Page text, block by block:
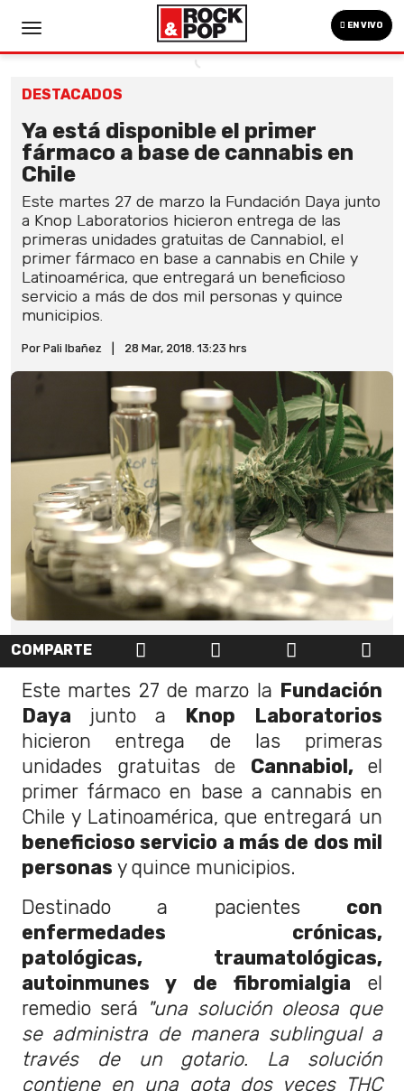
EN VIVO
DESTACADOS
Ya está disponible el primer
fármaco a base de cannabis en
Chile
Este martes 27 de marzo la Fundación Daya junto
a Knop Laboratorios hicieron entrega de las
primeras unidades gratuitas de Cannabiol, el
primer fármaco en base a cannabis en Chile y
Latinoamérica, que entregará un beneficioso
servicio a más de dos mil personas y quince
municipios.
Por Pali Ibañez 28 Mar, 2018. 13:23 hrs
COMPARTE
Este martes 27 de marzo la Fundación
Daya junto a Knop
Laboratorios
hicieron entrega de las primeras
unidades gratuitas de Cannabiol,el
primer fármaco en base a cannabis en
Chile y Latinoamérica, que entregará un
beneficioso servicio a más de dos mil
personas y quince municipios.
Destinado a pacientes con
enfermedades crónicas,
patológicas, traumatológicas,
autoinmunes y de fibromialgia el
remedio será "una solución oleosa que
se administra de manera sublingual a
través de un gotario. La solución
contiene en una gota dos veces THC